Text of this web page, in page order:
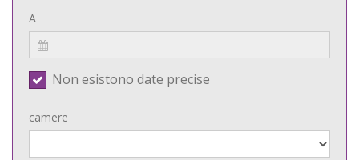
A
Non esistono date precise
camere